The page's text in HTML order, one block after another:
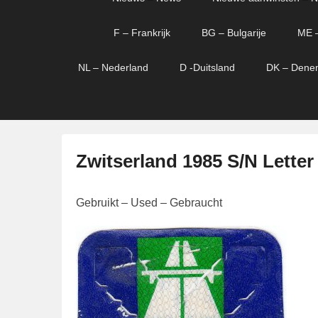
F – Frankrijk BG – Bulgarije ME
NL – Nederland D -Duitsland DK –
Zwitserland 1985 S/N Letter
e
a
a
s
Gebruikt – Used – Gebraucht